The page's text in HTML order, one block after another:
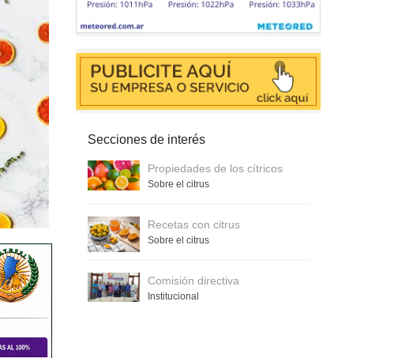
Secciones de interés
Propiedades de los cítricos
Sobre el citrus
Recetas con citrus
Sobre el citrus
Comisión directiva
Institucional